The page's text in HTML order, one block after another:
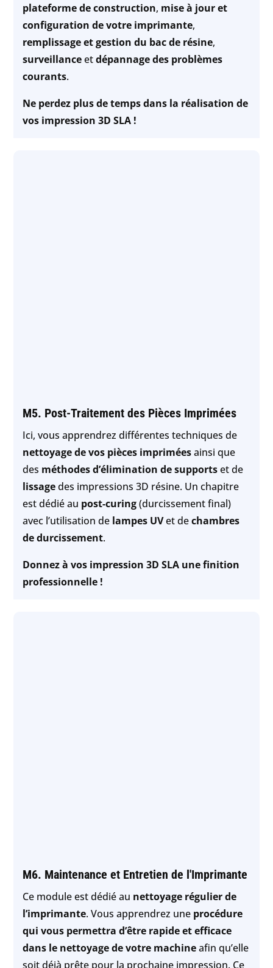
plateforme de construction, mise à jour et
configuration de votre imprimante,
remplissage et gestion du bac de résine,
surveillanceetdépannage des problèmes
courants.
Ne perdez plus de temps dans la réalisation de
vos impression 3D SLA !
M5. Post-Traitement des Pièces Imprimées
Ici, vous apprendrez différentes techniques de
nettoyage de vos pièces impriméesainsi que
des méthodes d’élimination de supportset de
lissagedes impressions 3D résine. Un chapitre
est dédié au post-curing(durcissement final)
avec l’utilisation de lampes UVet dechambres
de durcissement.
Donnez à vos impression 3D SLA une finition
professionnelle !
M6. Maintenance et Entretien de l'Imprimante
Ce module est dédié au nettoyage régulier de
l’imprimante. Vous apprendrez une procédure
qui vous permettra d’être rapide et efficace
dans le nettoyage de votre machineafin qu’elle
soit déjà prête pour la prochaine impression. Ce